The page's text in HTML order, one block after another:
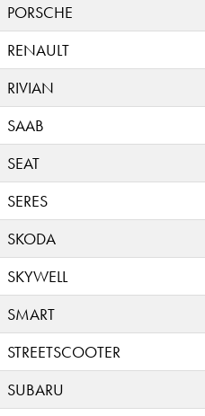
PORSCHE
RENAULT
RIVIAN
SAAB
SEAT
SERES
SKODA
SKYWELL
SMART
STREETSCOOTER
SUBARU